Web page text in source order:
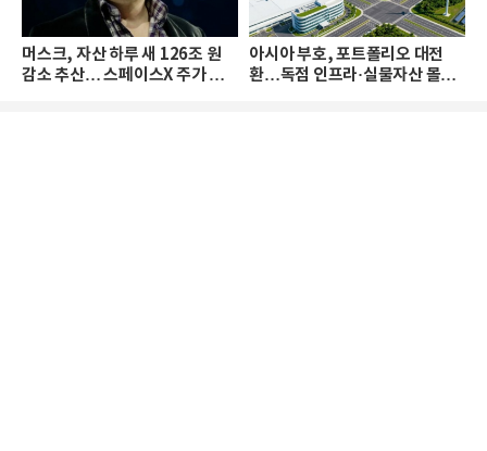
머스크, 자산 하루 새 126조 원
감소 추산… 스페이스X 주가 하
아시아 부호, 포트폴리오 대전
환…독점 인프라·실물자산 몰린